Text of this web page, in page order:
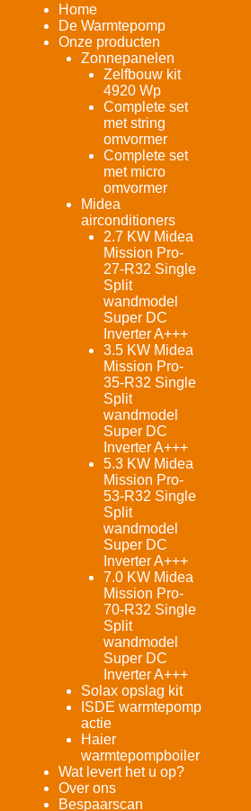
Home
De Warmtepomp
Onze producten
Zonnepanelen
Zelfbouw kit
4920 Wp
Complete set
met string
omvormer
Complete set
met micro
omvormer
Midea
airconditioners
2.7 KW Midea
Mission Pro-
27-R32 Single
Split
wandmodel
Super DC
Inverter A+++
3.5 KW Midea
Mission Pro-
35-R32 Single
Split
wandmodel
Super DC
Inverter A+++
5.3 KW Midea
Mission Pro-
53-R32 Single
Split
wandmodel
Super DC
Inverter A+++
7.0 KW Midea
Mission Pro-
70-R32 Single
Split
wandmodel
Super DC
Inverter A+++
Solax opslag kit
ISDE warmtepomp
actie
Haier
warmtepompboiler
Wat levert het u op?
Over ons
Bespaarscan